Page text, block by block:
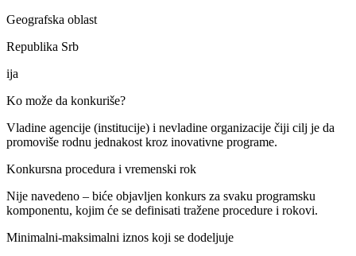
Geografska oblast
Republika Srb
ija
Ko može da konkuriše?
Vladine agencije (institucije) i nevladine organizacije čiji cilj je da
promoviše rodnu jednakost kroz inovativne programe.
Konkursna procedura i vremenski rok
Nije navedeno – biće objavljen konkurs za svaku programsku
komponentu, kojim će se definisati tražene procedure i rokovi.
Minimalni-maksimalni iznos koji se dodeljuje